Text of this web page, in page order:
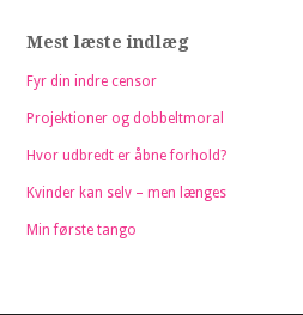
Mest læste indlæg
Fyr din indre censor
Projektioner og dobbeltmoral
Hvor udbredt er åbne forhold?
Kvinder kan selv – men længes
Min første tango